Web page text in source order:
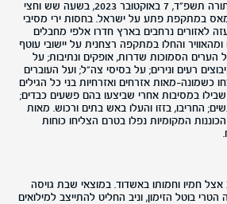
בשבת, כ"ב בתשרי, שמחת תורה תשפ"ד, 7 באוקטובר 2023, בשעה שש וחצי
במתקפת פתע על ישראל. בחסות ירי מסיבי
לאזורים נרחבים בארץ חדרו אלפי מחבלים
והחלו במתקפה רצחנית על יישובי עוטף
הערים הסמוכות שדרות, אופקים ונתיבות; על
רעים ונירים; על בסיסי צה"ל; ועל העוברים
כשמונה-מאות אזרחים ואזרחיות בני כל הגילים
שבילו במסיבות אחרי שביצעו בהם פשעים כבדים;
החריבו, בזזו והעלו באש בתים ורכוש. מאות
הכוננות המקומיות נפלו בטרם הצליחו כוחות
חמיו וחמותו באשדוד. במוצאי שבת גויסה
הריונה הטרי בוטל הזימון, וניב החליט להתייצב למילואים